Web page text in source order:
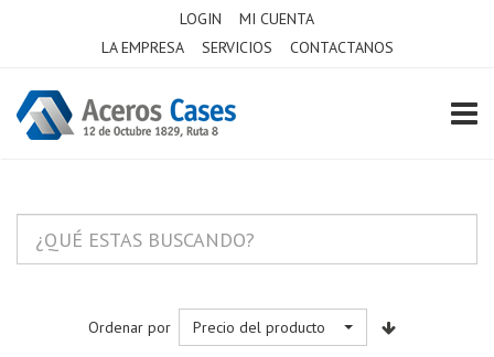
LOGIN
MI CUENTA
LA EMPRESA
SERVICIOS CONTACTANOS
Ordenar por Precio del producto